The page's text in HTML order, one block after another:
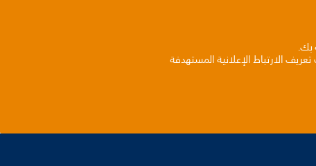
بك.
الارتباط الإعلانية المستهدفة